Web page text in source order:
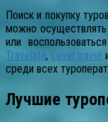
Поиск и покупку
можно осуществлять
или
Travelata, Level.travel
среди всех
Лучшие